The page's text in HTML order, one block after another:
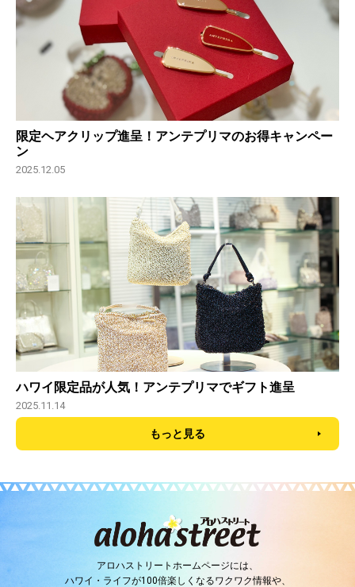
限定ヘアクリップ進呈！アンテプリマのお得キャンペー
ン
2025.12.05
ハワイ限定品が人気！アンテプリマでギフト進呈
2025.11.14
もっと見る
アロハストリートホームページには、
ハワイ・ライフが100倍楽しくなるワクワク情報や、